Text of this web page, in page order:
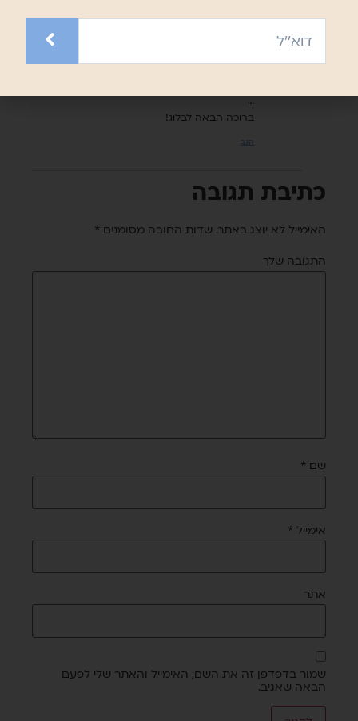
…
ברוכה הבאה לבלוג!
הגב
כתיבת תגובה
האימייל לא יוצג באתר. שדות החובה מסומנים *
התגובה שלך
שם *
אימייל *
אתר
שמור בדפדפן זה את השם, האימייל והאתר שלי לפעם
הבאה שאגיב.